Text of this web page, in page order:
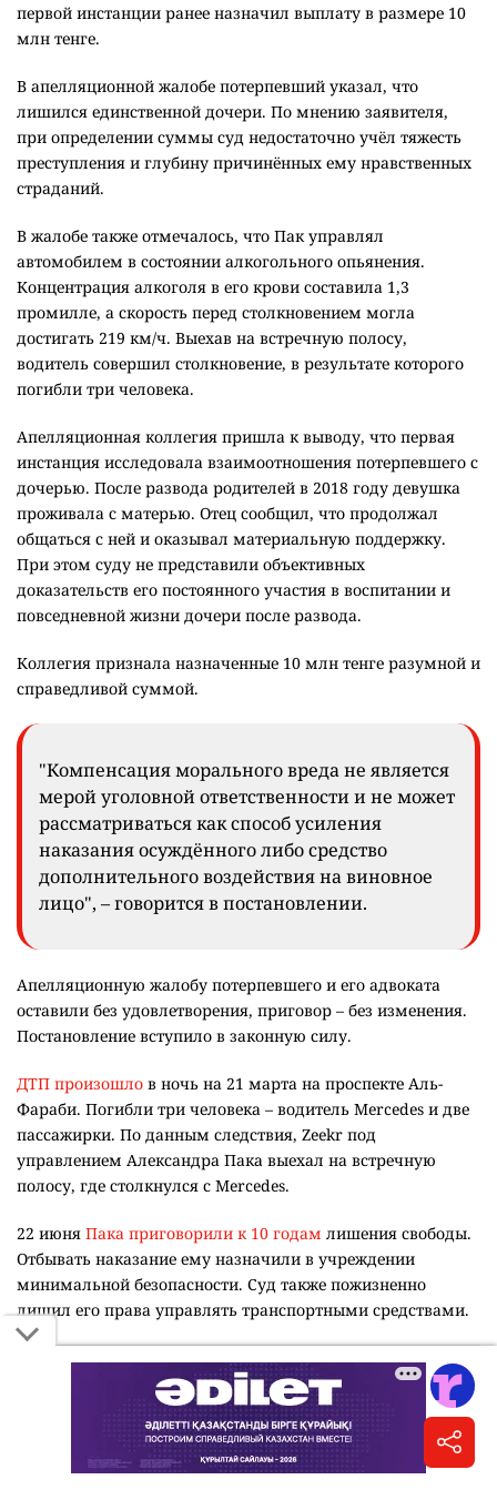
первой инстанции ранее назначил выплату в размере 10
млн тенге.
В апелляционной жалобе потерпевший указал, что
лишился единственной дочери. По мнению заявителя,
при определении суммы суд недостаточно учёл тяжесть
преступления и глубину причинённых ему нравственных
страданий.
В жалобе также отмечалось, что Пак управлял
автомобилем в состоянии алкогольного опьянения.
Концентрация алкоголя в его крови составила 1,3
промилле, а скорость перед столкновением могла
достигать 219 км/ч. Выехав на встречную полосу,
водитель совершил столкновение, в результате которого
погибли три человека.
Апелляционная коллегия пришла к выводу, что первая
инстанция исследовала взаимоотношения потерпевшего с
дочерью. После развода родителей в 2018 году девушка
проживала с матерью. Отец сообщил, что продолжал
общаться с ней и оказывал материальную поддержку.
При этом суду не представили объективных
доказательств его постоянного участия в воспитании и
повседневной жизни дочери после развода.
Коллегия признала назначенные 10 млн тенге разумной и
справедливой суммой.
"Компенсация морального вреда не является
мерой уголовной ответственности и не может
рассматриваться как способ усиления
наказания осуждённого либо средство
дополнительного воздействия на виновное
лицо", – говорится в постановлении.
Апелляционную жалобу потерпевшего и его адвоката
оставили без удовлетворения, приговор – без изменения.
Постановление вступило в законную силу.
ДТП произошло в ночь на 21 марта на проспекте Аль-
Фараби. Погибли три человека – водитель Mercedes и две
пассажирки. По данным следствия, Zeekr под
управлением Александра Пака выехал на встречную
полосу, где столкнулся с Mercedes.
22 июня Пака приговорили к 10 годам лишения свободы.
Отбывать наказание ему назначили в учреждении
минимальной безопасности. Суд также пожизненно
лишил его права управлять транспортными средствами.